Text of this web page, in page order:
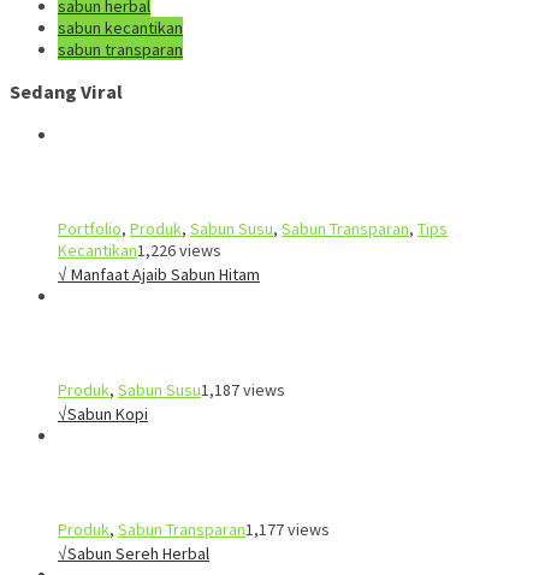
sabun herbal
sabun kecantikan
sabun transparan
Sedang Viral
Portfolio, Produk, Sabun Susu, Sabun Transparan, Tips
Kecantikan1,226 views
√ Manfaat Ajaib Sabun Hitam
Produk, Sabun Susu1,187 views
√Sabun Kopi
Produk, Sabun Transparan1,177 views
√Sabun Sereh Herbal